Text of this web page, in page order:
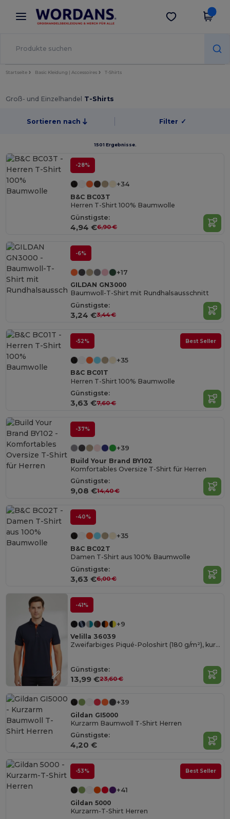
× Wordans App
Bessere Preise in der App!
App holen
Startseite Basic Kleidung | Accessoires T-Shirts
Groß- und Einzelhandel T-Shirts
Sortieren nach Filter ✓
1501 Ergebnisse.
-28%
+34
B&C BC03T
Herren T-Shirt 100% Baumwolle
Günstigste:
4,94 €6,90 €
-6%
+17
GILDAN GN3000
Baumwoll-T-Shirt mit Rundhalsausschnitt
Günstigste:
3,24 €3,44 €
-52% Best Seller
+35
B&C BC01T
Herren T-Shirt 100% Baumwolle
Günstigste:
3,63 €7,60 €
-37%
+39
Build Your Brand BY102
Komfortables Oversize T-Shirt für Herren
Günstigste:
9,08 €14,40 €
-40%
+35
B&C BC02T
Damen T-Shirt aus 100% Baumwolle
Günstigste:
3,63 €6,00 €
-41%
+9
Velilla 36039
Zweifarbiges Piqué-Poloshirt (180 g/m²), kurzärmelig, aus Baumwolle (60%) und Polyester (40%)
Günstigste:
13,99 €23,60 €
+39
Gildan GI5000
Kurzarm Baumwoll T-Shirt Herren
Günstigste:
4,20 €
-53% Best Seller
+41
Gildan 5000
Kurzarm-T-Shirt Herren